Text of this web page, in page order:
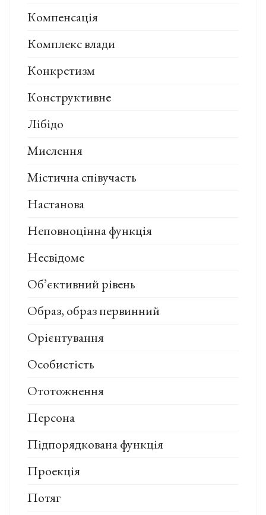
Компенсація
Комплекс влади
Конкретизм
Конструктивне
Лібідо
Мислення
Містична співучасть
Настанова
Неповноцінна функція
Несвідоме
Об’єктивний рівень
Образ, образ первинний
Орієнтування
Особистість
Ототожнення
Персона
Підпорядкована функція
Проекція
Потяг